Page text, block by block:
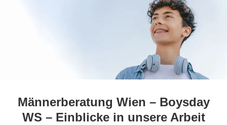
Männerberatung Wien – Boysday
WS – Einblicke in unsere Arbeit